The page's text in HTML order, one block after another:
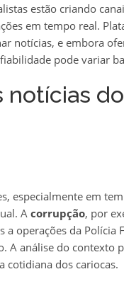
estão criando
em tempo real.
notícias, e embora
pode variar
notícias
especialmente em
A corrupção, por
operações da Polícia
A análise do contexto
cotidiana dos cariocas.